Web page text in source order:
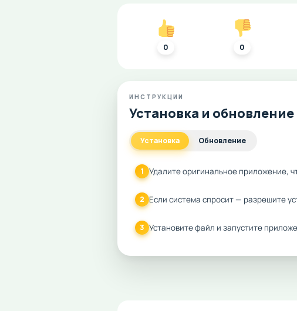
0 0
ИНСТРУКЦИИ
Установка и обновление
Установка Обновление
1 Удалите оригинальное приложение,
2 Если система спросит — разрешите
3 Установите файл и запустите